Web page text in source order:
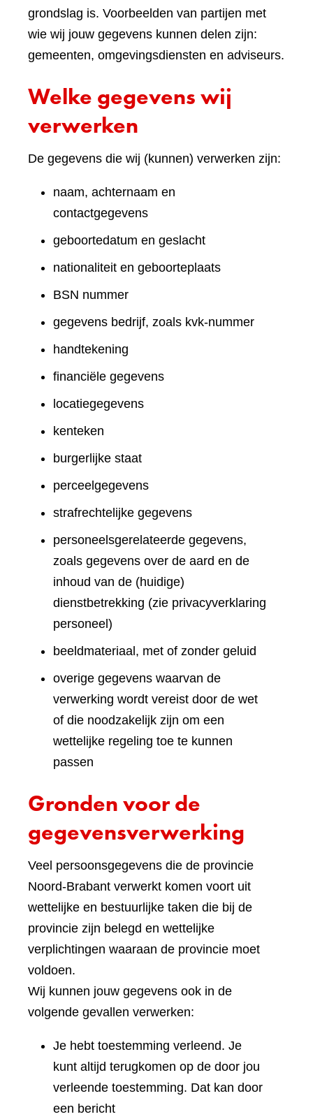
grondslag is. Voorbeelden van partijen met
wie wij jouw gegevens kunnen delen zijn:
gemeenten, omgevingsdiensten en adviseurs.
Welke gegevens wij
verwerken
De gegevens die wij (kunnen) verwerken zijn:
naam, achternaam en
contactgegevens
geboortedatum en geslacht
nationaliteit en geboorteplaats
BSN nummer
gegevens bedrijf, zoals kvk-nummer
handtekening
financiële gegevens
locatiegegevens
kenteken
burgerlijke staat
perceelgegevens
strafrechtelijke gegevens
personeelsgerelateerde gegevens,
zoals gegevens over de aard en de
inhoud van de (huidige)
dienstbetrekking (zie privacyverklaring
personeel)
beeldmateriaal, met of zonder geluid
overige gegevens waarvan de
verwerking wordt vereist door de wet
of die noodzakelijk zijn om een
wettelijke regeling toe te kunnen
passen
Gronden voor de
gegevensverwerking
Veel persoonsgegevens die de provincie
Noord-Brabant verwerkt komen voort uit
wettelijke en bestuurlijke taken die bij de
provincie zijn belegd en wettelijke
verplichtingen waaraan de provincie moet
voldoen.
Wij kunnen jouw gegevens ook in de
volgende gevallen verwerken:
Je hebt toestemming verleend. Je
kunt altijd terugkomen op de door jou
verleende toestemming. Dat kan door
een bericht